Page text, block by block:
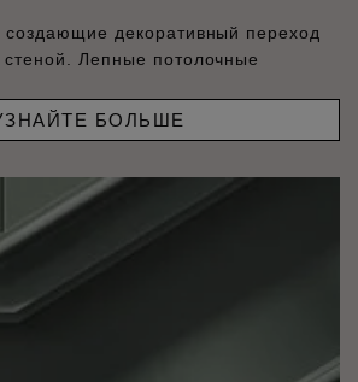
создающие декоративный переход
Лепные потолочные
БОЛЬШЕ